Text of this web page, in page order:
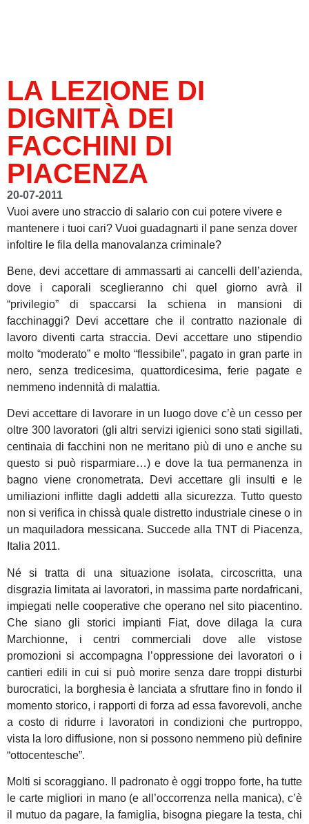
LA LEZIONE DI
DIGNITÀ DEI
FACCHINI DI
PIACENZA
20-07-2011
Vuoi avere uno straccio di salario con cui potere vivere e
mantenere i tuoi cari? Vuoi guadagnarti il pane senza dover
infoltire le fila della manovalanza criminale?
Bene, devi accettare di ammassarti ai cancelli dell’azienda,
dove i caporali sceglieranno chi quel giorno avrà il
“privilegio” di spaccarsi la schiena in mansioni di
facchinaggi? Devi accettare che il contratto nazionale di
lavoro diventi carta straccia. Devi accettare uno stipendio
molto “moderato” e molto “flessibile”, pagato in gran parte in
nero, senza tredicesima, quattordicesima, ferie pagate e
nemmeno indennità di malattia.
Devi accettare di lavorare in un luogo dove c’è un cesso per
oltre 300 lavoratori (gli altri servizi igienici sono stati sigillati,
centinaia di facchini non ne meritano più di uno e anche su
questo si può risparmiare…) e dove la tua permanenza in
bagno viene cronometrata. Devi accettare gli insulti e le
umiliazioni inflitte dagli addetti alla sicurezza. Tutto questo
non si verifica in chissà quale distretto industriale cinese o in
un maquiladora messicana. Succede alla TNT di Piacenza,
Italia 2011.
Né si tratta di una situazione isolata, circoscritta, una
disgrazia limitata ai lavoratori, in massima parte nordafricani,
impiegati nelle cooperative che operano nel sito piacentino.
Che siano gli storici impianti Fiat, dove dilaga la cura
Marchionne, i centri commerciali dove alle vistose
promozioni si accompagna l’oppressione dei lavoratori o i
cantieri edili in cui si può morire senza dare troppi disturbi
burocratici, la borghesia è lanciata a sfruttare fino in fondo il
momento storico, i rapporti di forza ad essa favorevoli, anche
a costo di ridurre i lavoratori in condizioni che purtroppo,
vista la loro diffusione, non si possono nemmeno più definire
“ottocentesche”.
Molti si scoraggiano. Il padronato è oggi troppo forte, ha tutte
le carte migliori in mano (e all’occorrenza nella manica), c’è
il mutuo da pagare, la famiglia, bisogna piegare la testa, chi